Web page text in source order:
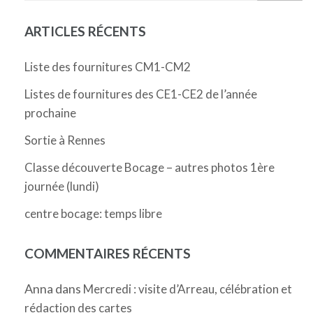
ARTICLES RÉCENTS
Liste des fournitures CM1-CM2
Listes de fournitures des CE1-CE2 de l’année
prochaine
Sortie à Rennes
Classe découverte Bocage – autres photos 1ère
journée (lundi)
centre bocage: temps libre
COMMENTAIRES RÉCENTS
Anna dans Mercredi : visite d’Arreau, célébration et
rédaction des cartes